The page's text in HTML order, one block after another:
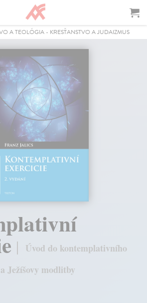
A TEOLÓGIA- KRESŤANSTVO A JUDAIZMUS
Úvod do kontemplativního
Ježíšovy modlitby